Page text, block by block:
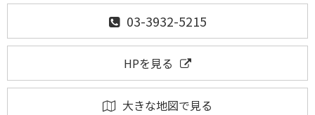
03-3932-5215
HPを見る
大きな地図で見る